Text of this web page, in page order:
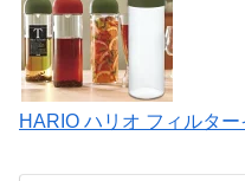
HARIO ハリオ フィルタ